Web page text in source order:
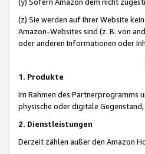
(z) Sie werden auf Ihrer Website
Amazon-Websites sind (z. B. von
oder anderen Informationen oder
1. Produkte
Im Rahmen des Partnerprogramms
physische oder digitale
2. Dienstleistungen
Derzeit zählen außer den Amazon